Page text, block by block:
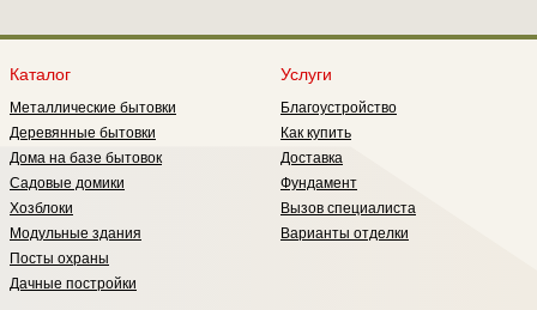
уникальную возможность положить
обеспечить круглогодичное
Каталог
Металлические бытовки
Деревянные бытовки
Дома на базе бытовок
Садовые домики
Хозблоки
Модульные здания
Посты охраны
Дачные постройки
Услуги
Благоустройство
Как купить
Доставка
Фундамент
Вызов специалиста
Варианты отделки